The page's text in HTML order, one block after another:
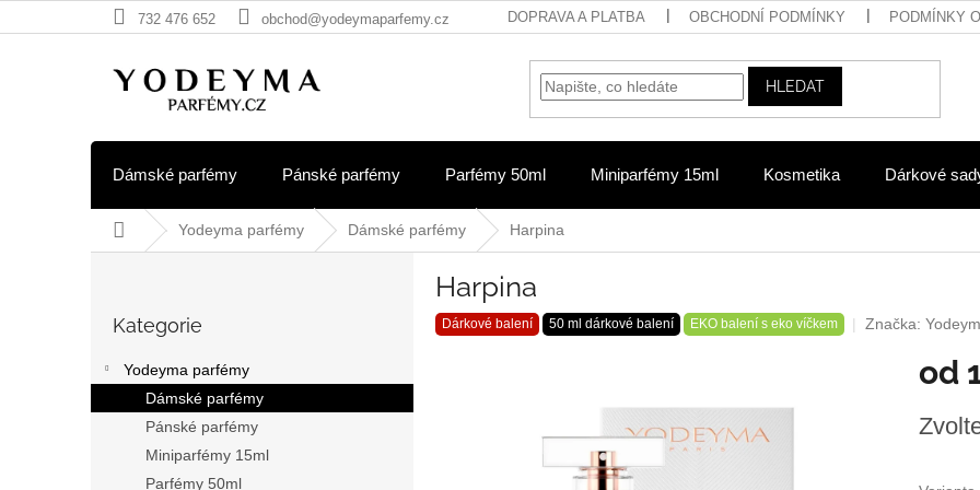
na
732 476 652 obchod@yodeymaparfemy.cz DOPRAVA A PLATBA OBCHODNÍ PODMÍNKY PODMÍNKY
HLEDAT
Dámské parfémy Pánské parfémy Parfémy 50ml Miniparfémy 15ml Kosmetika Dárkové
Domů Yodeyma parfémy Dámské parfémy Harpina
a
n
kategorie
Kategorie
Yodeyma parfémy
Dámské parfémy
Pánské parfémy
Miniparfémy 15ml
Parfémy 50ml
Harpina
Dárkové balení 50 ml dárkové balení EKO balení s eko víčkem Značka:
od
cena: